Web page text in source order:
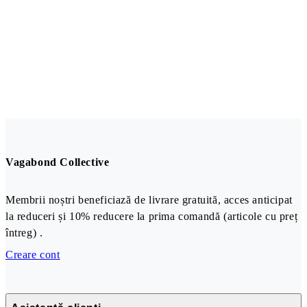
Vagabond Collective
Membrii noștri beneficiază de livrare gratuită, acces anticipat
la reduceri și 10% reducere la prima comandă (articole cu preț
întreg) .
Creare cont